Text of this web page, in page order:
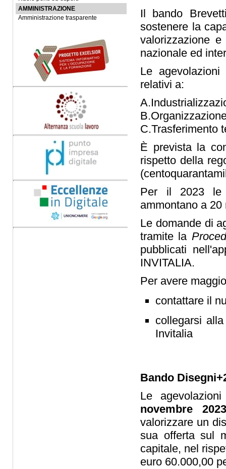
AMMINISTRAZIONE
Amministrazione trasparente
Il bando
sostenere la
valorizzazione
nazionale ed
Le
relativi a:
C.Trasferimento
È prevista la
rispetto della
Per il 2023 le
ammontano a
Le domande di
tramite la
pubblicati
INVITALIA.
Per avere
contattare il
collegarsi
Invitalia
Bando
Le
novembre 2023
valorizzare un
sua offerta sul
capitale, nel
euro 60.000,00